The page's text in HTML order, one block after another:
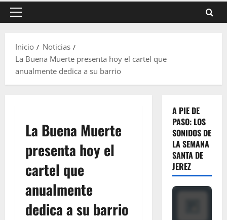
Menú
Inicio
Noticias
La Buena Muerte presenta hoy el cartel que
anualmente dedica a su barrio
La Buena Muerte
presenta hoy el
cartel que
anualmente
dedica a su barrio
A PIE DE
PASO: LOS
SONIDOS DE
LA SEMANA
SANTA DE
JEREZ